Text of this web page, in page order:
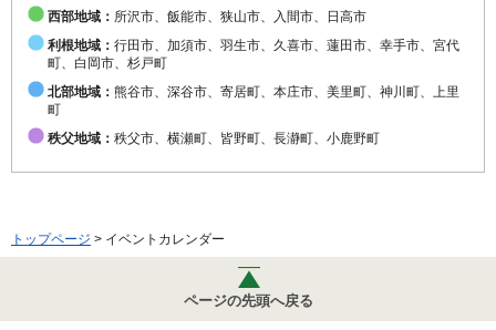
西部地域： 所沢市、飯能市、狭山市、入間市、日高市
利根地域： 行田市、加須市、羽生市、久喜市、蓮田市、幸手市、宮代
町、白岡市、杉戸町
北部地域： 熊谷市、深谷市、寄居町、本庄市、美里町、神川町、上里
町
秩父地域： 秩父市、横瀬町、皆野町、長瀞町、小鹿野町
トップページ > イベントカレンダー
ページの先頭へ戻る